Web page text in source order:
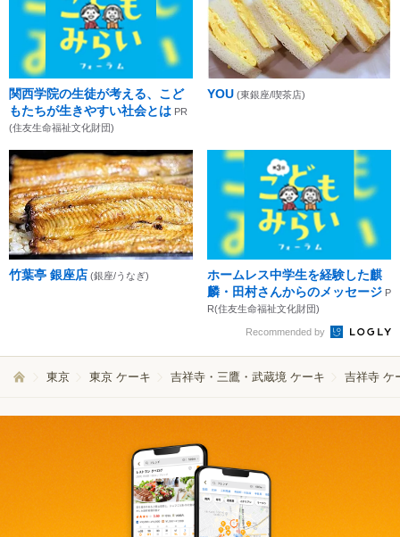
関西学院の生徒が考える、こど
もたちが生きやすい社会とは PR
(住友生命福祉文化財団)
YOU (東銀座/喫茶店)
竹葉亭 銀座店 (銀座/うなぎ)
ホームレス中学生を経験した麒
麟・田村さんからのメッセージ P
R(住友生命福祉文化財団)
Recommended by
東京 東京 ケーキ 吉祥寺・三鷹・武蔵境 ケーキ 吉祥寺 ケ